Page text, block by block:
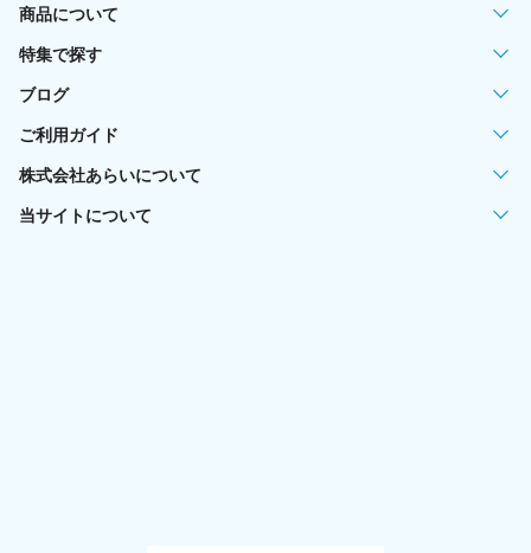
商品について
特集で探す
ブログ
ご利用ガイド
株式会社あらいについて
当サイトについて